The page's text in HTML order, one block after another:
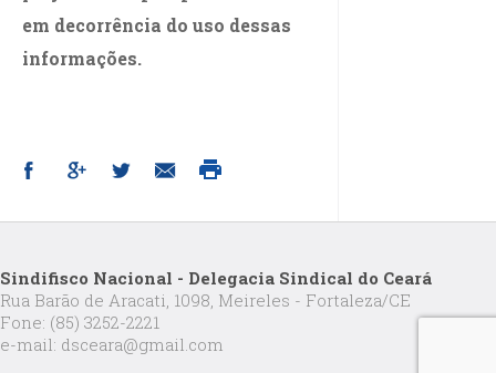
em decorrência do uso dessas
informações.
Sindifisco Nacional - Delegacia Sindical do Ceará
Rua Barão de Aracati, 1098, Meireles - Fortaleza/CE
Fone: (85) 3252-2221
e-mail: dsceara@gmail.com